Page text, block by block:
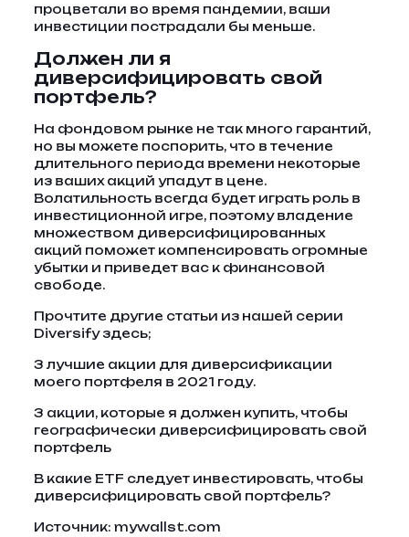
процветали во время пандемии, ваши
инвестиции пострадали бы меньше.
Должен ли я
диверсифицировать свой
портфель?
На фондовом рынке не так много гарантий,
но вы можете поспорить, что в течение
длительного периода времени некоторые
из ваших акций упадут в цене.
Волатильность всегда будет играть роль в
инвестиционной игре, поэтому владение
множеством диверсифицированных
акций поможет компенсировать огромные
убытки и приведет вас к финансовой
свободе.
Прочтите другие статьи из нашей серии
Diversify здесь;
3 лучшие акции для диверсификации
моего портфеля в 2021 году.
3 акции, которые я должен купить, чтобы
географически диверсифицировать свой
портфель
В какие ETF следует инвестировать, чтобы
диверсифицировать свой портфель?
Источник: mywallst.com